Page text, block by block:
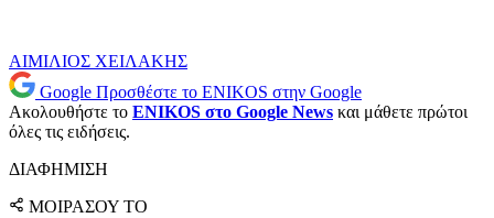
ΑΙΜΙΛΙΟΣ ΧΕΙΛΑΚΗΣ
Google Προσθέστε το ENIKOS στην Google
Ακολουθήστε το ENIKOS στο Google News και μάθετε πρώτοι
όλες τις ειδήσεις.
ΔΙΑΦΗΜΙΣΗ
ΜΟΙΡΑΣΟΥ ΤΟ